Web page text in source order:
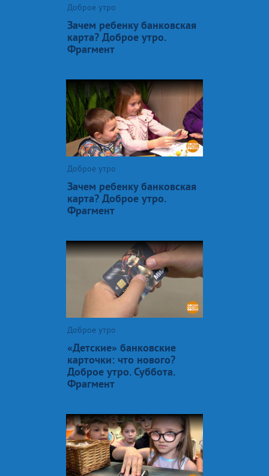
Доброе утро
Зачем ребенку банковская
карта? Доброе утро.
Фрагмент
Доброе утро
Зачем ребенку банковская
карта? Доброе утро.
Фрагмент
Доброе утро
«Детские» банковские
карточки: что нового?
Доброе утро. Суббота.
Фрагмент